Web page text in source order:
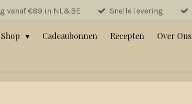
vanaf €89 in NL&BE Snelle levering
Shop Cadeaubonnen Recepten Over Ons